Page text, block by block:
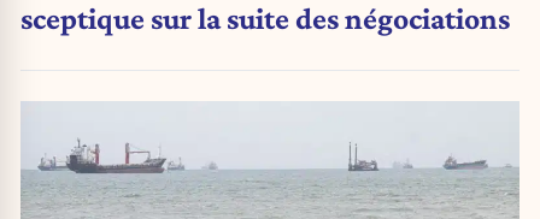
sceptique sur la suite des négociations